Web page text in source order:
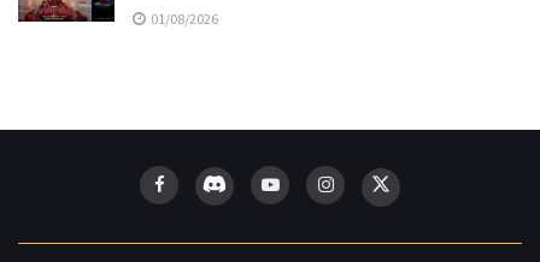
01/08/2026